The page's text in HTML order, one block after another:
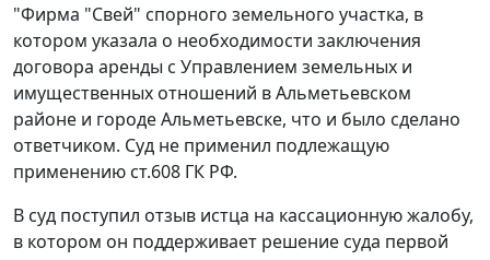
"Фирма "Свей" спорного земельного участка, в
котором указала о необходимости заключения
договора аренды с Управлением земельных и
имущественных отношений в Альметьевском
районе и городе Альметьевске, что и было сделано
ответчиком. Суд не применил подлежащую
применению ст.608 ГК РФ.
В суд поступил отзыв истца на кассационную жалобу,
в котором он поддерживает решение суда первой